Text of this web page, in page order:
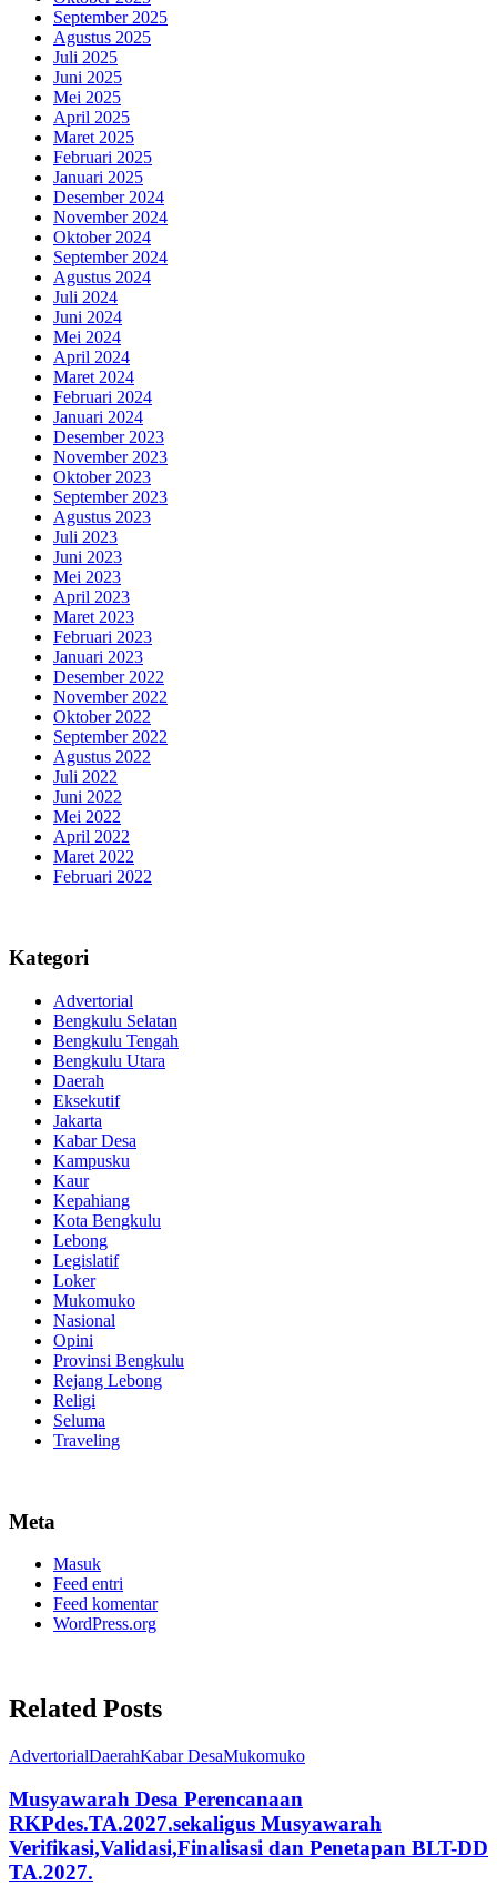
September 2025
Agustus 2025
Juli 2025
Juni 2025
Mei 2025
April 2025
Maret 2025
Februari 2025
Januari 2025
Desember 2024
November 2024
Oktober 2024
September 2024
Agustus 2024
Juli 2024
Juni 2024
Mei 2024
April 2024
Maret 2024
Februari 2024
Januari 2024
Desember 2023
November 2023
Oktober 2023
September 2023
Agustus 2023
Juli 2023
Juni 2023
Mei 2023
April 2023
Maret 2023
Februari 2023
Januari 2023
Desember 2022
November 2022
Oktober 2022
September 2022
Agustus 2022
Juli 2022
Juni 2022
Mei 2022
April 2022
Maret 2022
Februari 2022
Kategori
Advertorial
Bengkulu Selatan
Bengkulu Tengah
Bengkulu Utara
Daerah
Eksekutif
Jakarta
Kabar Desa
Kampusku
Kaur
Kepahiang
Kota Bengkulu
Lebong
Legislatif
Loker
Mukomuko
Nasional
Opini
Provinsi Bengkulu
Rejang Lebong
Religi
Seluma
Traveling
Meta
Masuk
Feed entri
Feed komentar
WordPress.org
Related Posts
AdvertorialDaerahKabar DesaMukomuko
Musyawarah Desa Perencanaan
RKPdes.TA.2027.sekaligus Musyawarah
Verifikasi,Validasi,Finalisasi dan Penetapan BLT-DD
TA.2027.